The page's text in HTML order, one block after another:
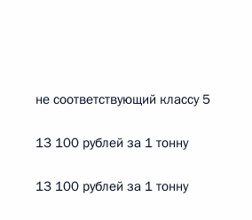
не соответствующий классу 5
13 100 рублей за 1 тонну
13 100 рублей за 1 тонну